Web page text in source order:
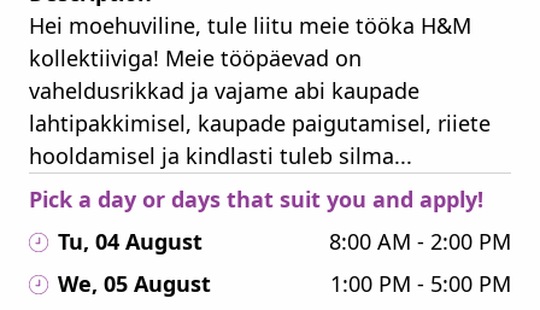
Hei moehuviline, tule liitu meie tööka H&M
kollektiiviga! Meie tööpäevad on
vaheldusrikkad ja vajame abi kaupade
lahtipakkimisel, kaupade paigutamisel, riiete
hooldamisel ja kindlasti tuleb silma...
Pick a day or days that suit you and apply!
Tu, 04 August
8:00 AM - 2:00 PM
We, 05 August
1:00 PM - 5:00 PM